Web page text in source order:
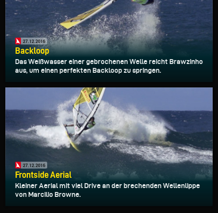
27.12.2016
Backloop
Das Weißwasser einer gebrochenen Welle reicht Brawzinho
aus, um einen perfekten Backloop zu springen.
27.12.2016
Frontside Aerial
Kleiner Aerial mit viel Drive an der brechenden Wellenlippe
von Marcilio Browne.